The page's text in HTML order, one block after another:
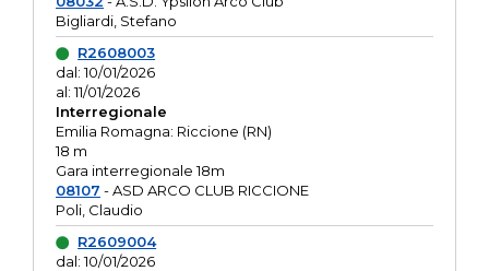
Bigliardi, Stefano
R2608003
dal: 10/01/2026
al: 11/01/2026
Interregionale
Emilia Romagna: Riccione (RN)
18 m
Gara interregionale 18m
08107 - ASD ARCO CLUB RICCIONE
Poli, Claudio
R2609004
dal: 10/01/2026